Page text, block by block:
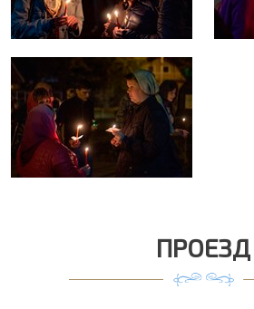
ПРОЕЗД